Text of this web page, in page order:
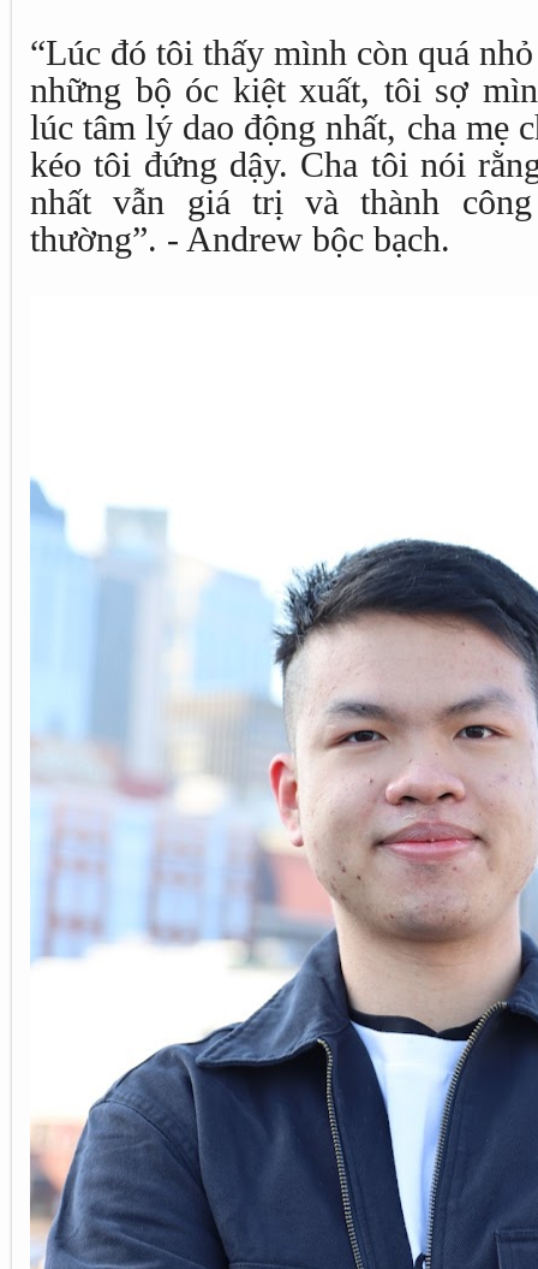
“Lúc đó tôi thấy mình còn quá
những bộ óc kiệt xuất, tôi sợ
lúc tâm lý dao động nhất, cha mẹ
kéo tôi đứng dậy. Cha tôi nói
nhất vẫn giá trị và thành
thường”. - Andrew bộc bạch.